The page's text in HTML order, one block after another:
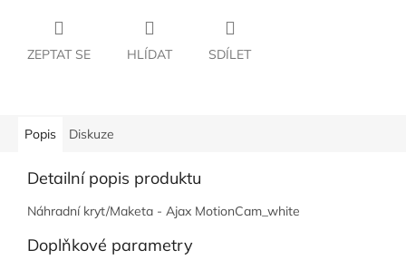
ZEPTAT SE HLÍDAT SDÍLET
Popis Diskuze
Detailní popis produktu
Náhradní kryt/Maketa - Ajax MotionCam_white
Doplňkové parametry